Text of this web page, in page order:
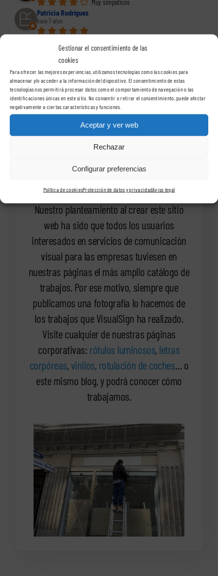
Gestionar el consentimiento de las
cookies
Para ofrecer las mejores experiencias, utilizamos tecnologías como las cookies para
almacenar y/o acceder a la información del dispositivo. El consentimiento de estas
tecnologías nos permitirá procesar datos como el comportamiento de navegación o las
identificaciones únicas en este sitio. No consentir o retirar el consentimiento, puede afectar
negativamente a ciertas características y funciones.
Aceptar y ver web
Rechazar
Configurar preferencias
Política de cookiesProtección de datos y privacidadAviso legal
Muy simpaticos
Patricia Rodríguez
hace 7 años
hace 9 años
Gracias por vuestro asesoramiento
Ver todas las reseñas
Catálogo de trabajos de
VisualSign Barcelona
Nuestro planteamiento al crear este sitio
web ha sido que todos los usuarios
interesados en servicios de comunicación
visual para las empresas tuviesen en
nuestras páginas el más amplio catálogo de
trabajos. Por ese motivo, siempre que
publicamos una fotografía lo hacemos de
los trabajos que VisualSign ha realizado.
Visite cualquier de nuestras páginas
corporativas: rótulos luminosos, letras
corpóreas,vinilos, rotulación de coches… o
este mismo blog, y podrá conocer cómo
trabajamos.